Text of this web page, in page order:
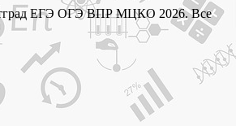
ЕГЭ ОГЭ ВПР МЦКО 2026. Все